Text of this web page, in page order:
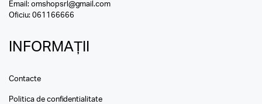
Email: omshopsrl@gmail.com
Oficiu: 061166666
INFORMAȚII
Contacte
Politica de confidentialitate